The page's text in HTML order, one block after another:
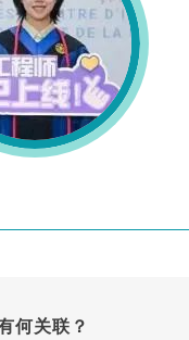
何关联？